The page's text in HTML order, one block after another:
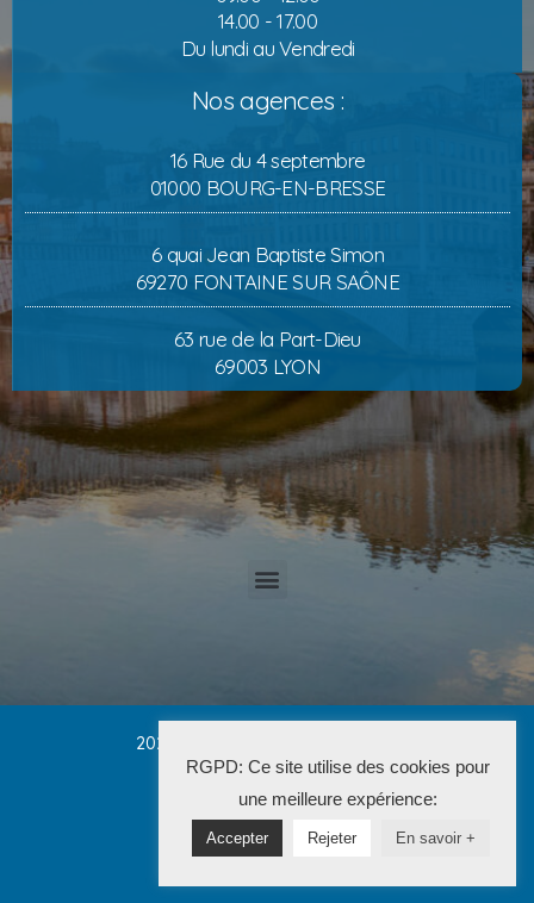
14.00 - 17.00
Du lundi au Vendredi
Nos agences :
16 Rue du 4 septembre
01000 BOURG-EN-BRESSE
6 quai Jean Baptiste Simon
69270 FONTAINE SUR SAÔNE
63 rue de la Part-Dieu
69003 LYON
2025 Cabinet PETRUCCI CONVERT
La Solution Immo
RGPD: Ce site utilise des cookies pour
une meilleure expérience:
Accepter Rejeter En savoir +